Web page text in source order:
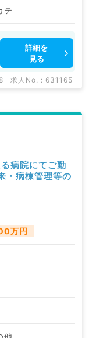
テ
詳細を
見る
求人No. : 631165
病院にてご勤
病棟管理等の
万円